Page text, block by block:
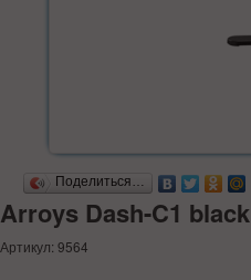
Поделиться…
Arroys Dash-C1 black
Артикул: 9564